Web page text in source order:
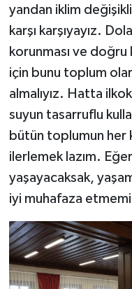
yandan iklim
karşı karşıyayız.
korunması ve doğru
için bunu toplum
almalıyız. Hatta
suyun tasarruflu
bütün toplumun her
ilerlemek lazım.
yaşayacaksak,
iyi muhafaza